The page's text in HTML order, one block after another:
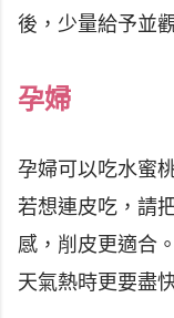
後，少量給予並
孕婦
孕婦可以吃水蜜
若想連皮吃，請
感，削皮更適合
天氣熱時更要盡